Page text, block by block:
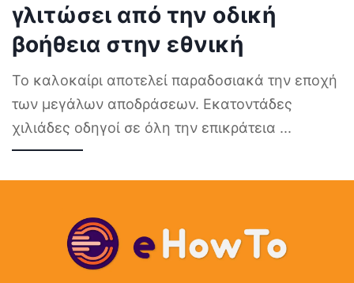
γλιτώσει από την οδική
βοήθεια στην εθνική
Το καλοκαίρι αποτελεί παραδοσιακά την εποχή
των μεγάλων αποδράσεων. Εκατοντάδες
χιλιάδες οδηγοί σε όλη την επικράτεια ...